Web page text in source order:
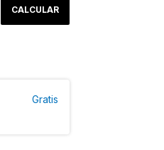
CALCULAR
Gratis